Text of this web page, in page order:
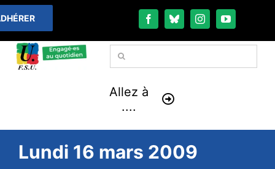
Passer
au
contenu
Rechercher:
Allez à
....
À LA UNE
Lundi 16 mars 2009